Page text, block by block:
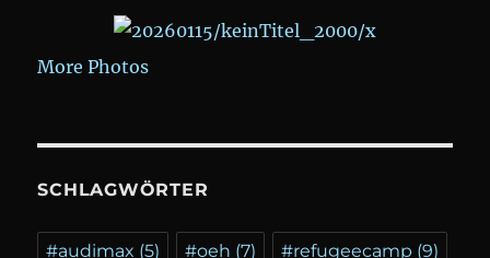
More Photos
SCHLAGWÖRTER
#audimax (5) #oeh (7) #refugeecamp (9)